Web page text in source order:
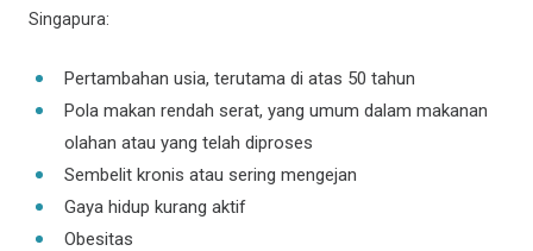
Singapura:
Pertambahan usia, terutama di atas 50 tahun
Pola makan rendah serat, yang umum dalam makanan
olahan atau yang telah diproses
Sembelit kronis atau sering mengejan
Gaya hidup kurang aktif
Obesitas